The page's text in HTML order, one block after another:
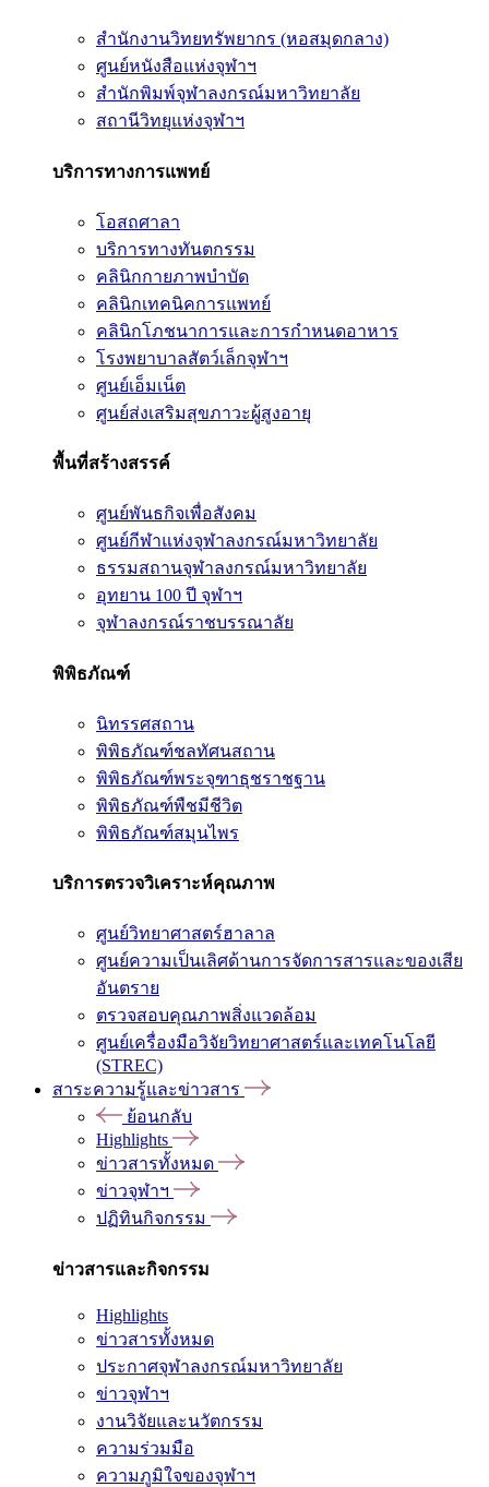
สำนักงานวิทยทรัพยากร (หอสมุดกลาง)
ศูนย์หนังสือแห่งจุฬาฯ
สำนักพิมพ์จุฬาลงกรณ์มหาวิทยาลัย
สถานีวิทยุแห่งจุฬาฯ
บริการทางการแพทย์
โอสถศาลา
บริการทางทันตกรรม
คลินิกกายภาพบำบัด
คลินิกเทคนิคการแพทย์
คลินิกโภชนาการและการกำหนดอาหาร
โรงพยาบาลสัตว์เล็กจุฬาฯ
ศูนย์เอ็มเน็ต
ศูนย์ส่งเสริมสุขภาวะผู้สูงอายุ
พื้นที่สร้างสรรค์
ศูนย์พันธกิจเพื่อสังคม
ศูนย์กีฬาแห่งจุฬาลงกรณ์มหาวิทยาลัย
ธรรมสถานจุฬาลงกรณ์มหาวิทยาลัย
อุทยาน 100 ปี จุฬาฯ
จุฬาลงกรณ์ราชบรรณาลัย
พิพิธภัณฑ์
นิทรรศสถาน
พิพิธภัณฑ์ชลทัศนสถาน
พิพิธภัณฑ์พระจุฑาธุชราชฐาน
พิพิธภัณฑ์พืชมีชีวิต
พิพิธภัณฑ์สมุนไพร
บริการตรวจวิเคราะห์คุณภาพ
ศูนย์วิทยาศาสตร์ฮาลาล
ศูนย์ความเป็นเลิศด้านการจัดการสารและของเสีย
อันตราย
ตรวจสอบคุณภาพสิ่งแวดล้อม
ศูนย์เครื่องมือวิจัยวิทยาศาสตร์และเทคโนโลยี
(STREC)
สาระความรู้และข่าวสาร
ย้อนกลับ
Highlights
ข่าวสารทั้งหมด
ข่าวจุฬาฯ
ปฏิทินกิจกรรม
ข่าวสารและกิจกรรม
Highlights
ข่าวสารทั้งหมด
ประกาศจุฬาลงกรณ์มหาวิทยาลัย
ข่าวจุฬาฯ
งานวิจัยและนวัตกรรม
ความร่วมมือ
ความภูมิใจของจุฬาฯ